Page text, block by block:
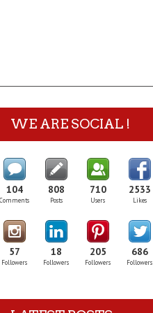
WE ARE SOCIAL !
104
Comments
808
Posts
710
Users
2533
Likes
57
Followers
18
Followers
205
Followers
686
Followers